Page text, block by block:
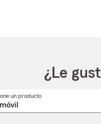
¿Le
un productoSeleccione